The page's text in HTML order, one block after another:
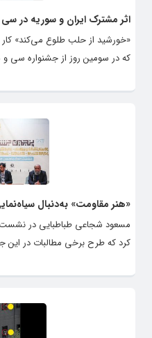
اثر مشترک ایران و سوریه در
«خورشید از حلب طلوع می‌کند»
که در سومین روز از جشنواره‌ سی
«هنر مقاومت» به‌دنبال
مسعود شجاعی طباطبایی در نشست
کرد که طرح برخی مطالبات در این